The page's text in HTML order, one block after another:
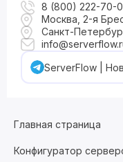
8 (800) 222-70-
Москва, 2-я
Санкт-
ServerFlow |
Главная страница
Конфигуратор